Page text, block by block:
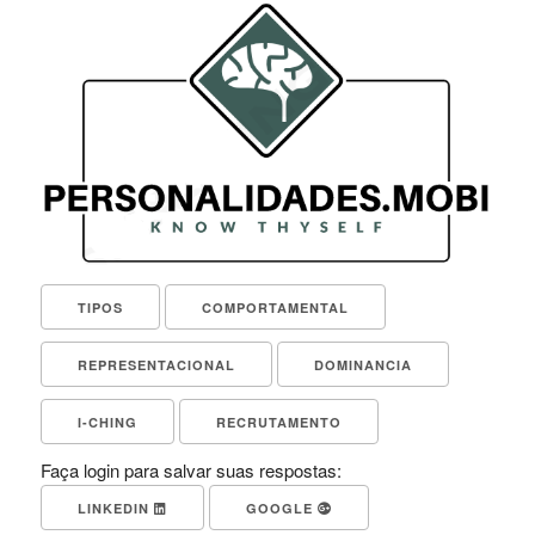
TIPOS COMPORTAMENTAL
REPRESENTACIONAL DOMINANCIA
I-CHING RECRUTAMENTO
Faça login para salvar suas respostas:
LINKEDIN GOOGLE